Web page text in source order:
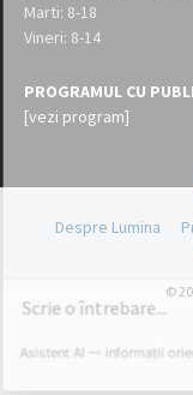
Marti: 8-18
Vineri: 8-14
PROGRAMUL CU
[vezi program]
Despre Lumina
©